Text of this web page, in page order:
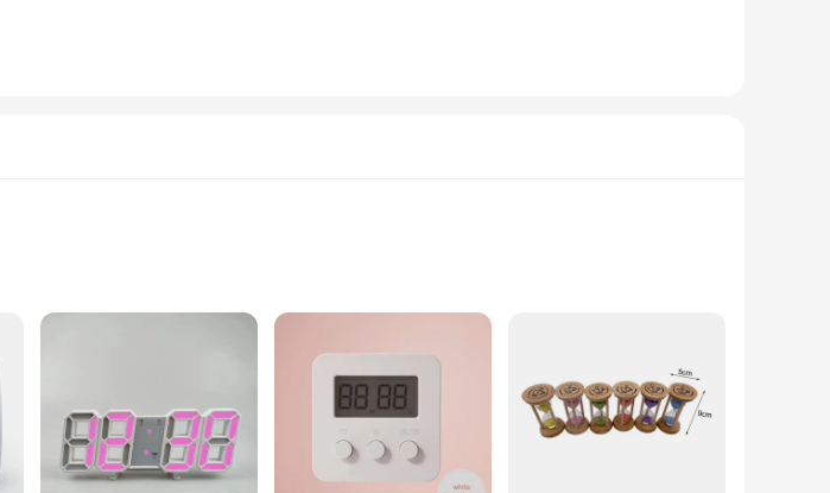
perfect for creating a cozy atmosphere. Crafted from durable ABS plastic, this night light is
an attractive addition to any room. The LED technology ensures energy efficiency, which not only